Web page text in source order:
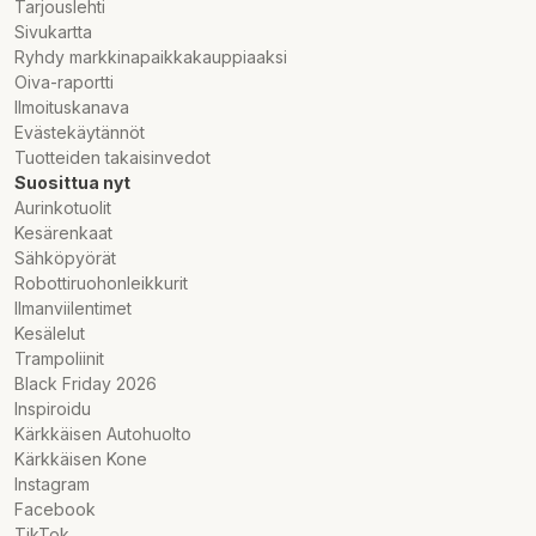
Tarjouslehti
Sivukartta
Ryhdy markkinapaikkakauppiaaksi
Oiva-raportti
Ilmoituskanava
Evästekäytännöt
Tuotteiden takaisinvedot
Suosittua nyt
Aurinkotuolit
Kesärenkaat
Sähköpyörät
Robottiruohonleikkurit
Ilmanviilentimet
Kesälelut
Trampoliinit
Black Friday 2026
Inspiroidu
Kärkkäisen Autohuolto
Kärkkäisen Kone
Instagram
Facebook